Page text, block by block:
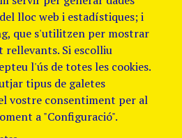
lloc web i estadístiques; i
que s'utilitzen per mostrar
Si escolliu
l'ús de totes les cookies.
tipus de galetes
vostre consentiment per al
a "Configuració".